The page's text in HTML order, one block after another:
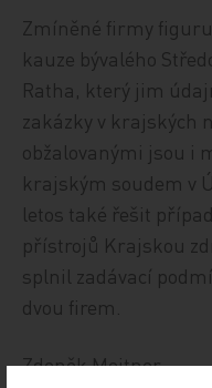
Zmíněné firmy
kauze bývalého
Ratha, který jim
zakázky v krajských
obžalovanými jsou i
krajským soudem v
letos také řešit
přístrojů Krajskou
splnil zadávací
dvou firem.
Zdeněk Meitner